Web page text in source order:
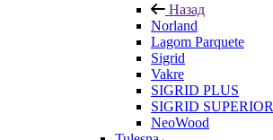
Назад
Norland
Lagom Parquete
Sigrid
Vakre
SIGRID PLUS
SIGRID SUPERIOR
NeoWood